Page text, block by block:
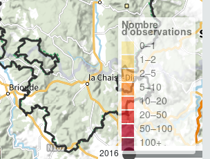
2016
Nombre
d'observations
0–1
1–2
2–5
5–10
10–20
20–50
50–100
100+